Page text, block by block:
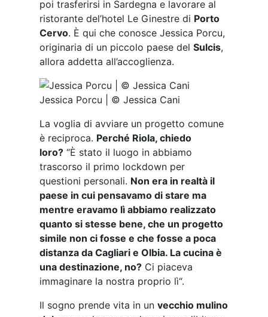
poi trasferirsi in Sardegna e lavorare al
ristorante del’hotel Le Ginestre di Porto
Cervo. È qui che conosce Jessica Porcu,
originaria di un piccolo paese del Sulcis,
allora addetta all’accoglienza.
Jessica Porcu | © Jessica Cani
La voglia di avviare un progetto comune
è reciproca. Perché Riola, chiedo
loro?“È stato il luogo in abbiamo
trascorso il primo lockdown per
questioni personali. Non era in realtà il
paese in cui pensavamo di stare ma
mentre eravamo lì abbiamo realizzato
quanto si stesse bene, che un progetto
simile non ci fosse e che fosse a poca
distanza da Cagliari e Olbia. La cucina è
una destinazione, no?Ci piaceva
immaginare la nostra proprio lì“.
Il sogno prende vita in un vecchio mulino